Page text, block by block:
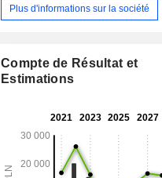
tchèque, en Slovaquie, en
Hongrie, entre autres. La société
Plus d'informations sur la société
Compte de Résultat et
Estimations